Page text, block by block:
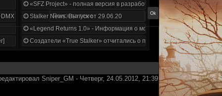
1.3.5.ООП.МА.К.
«SFZ Project» - полная версия в разработке!
Stalker News. Выпуск от 29.06.20
«Legend Returns 1.0» - Информация о моде за июнь 2020
Создатели «True Stalker» отчитались о проделанной работе
Sniper_GM - Четверг, 24.05.2012, 21:39